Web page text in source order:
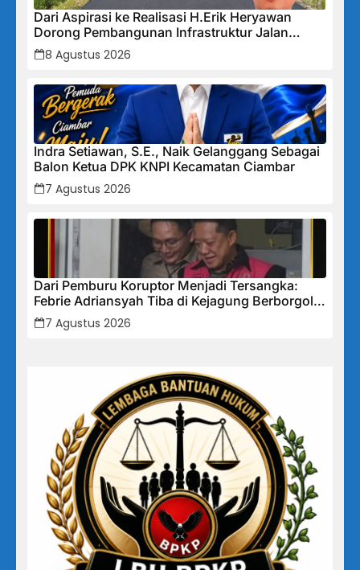
Dari Aspirasi ke Realisasi H.Erik Heryawan
Dorong Pembangunan Infrastruktur Jalan
Cikalong Bunder
8 Agustus 2026
Indra Setiawan, S.E., Naik Gelanggang Sebagai
Balon Ketua DPK KNPI Kecamatan Ciambar
7 Agustus 2026
Dari Pemburu Koruptor Menjadi Tersangka:
Febrie Adriansyah Tiba di Kejagung Berborgol,
Bawa Map Biru dan Senyum Penuh Teka-teki
7 Agustus 2026